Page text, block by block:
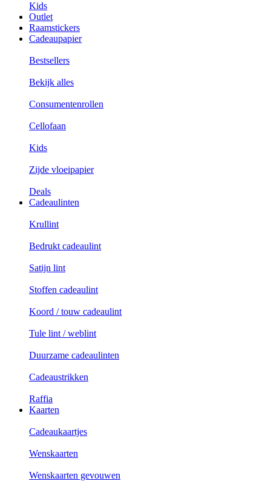
Kids
Outlet
Raamstickers
Cadeaupapier
Bestsellers
Bekijk alles
Consumentenrollen
Cellofaan
Kids
Zijde vloeipapier
Deals
Cadeaulinten
Krullint
Bedrukt cadeaulint
Satijn lint
Stoffen cadeaulint
Koord / touw cadeaulint
Tule lint / weblint
Duurzame cadeaulinten
Cadeaustrikken
Raffia
Kaarten
Cadeaukaartjes
Wenskaarten
Wenskaarten gevouwen